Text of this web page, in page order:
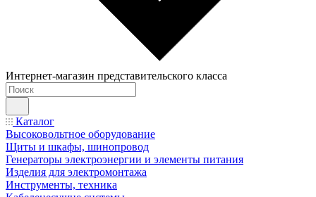
Интернет-магазин представительского класса
Каталог
Высоковольтное оборудование
Щиты и шкафы, шинопровод
Генераторы электроэнергии и элементы питания
Изделия для электромонтажа
Инструменты, техника